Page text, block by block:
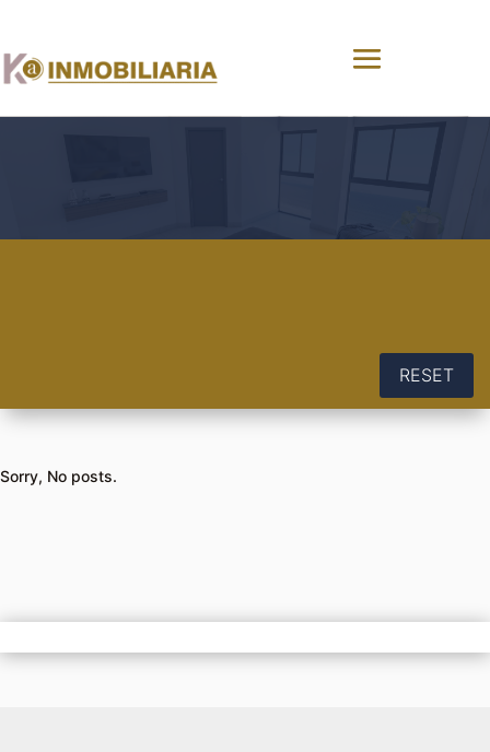
RESET
Sorry, No posts.